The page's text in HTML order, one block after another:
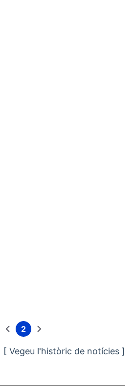
PàginaPàgina
2
Pàgina
[ Vegeu l'històric de notícies ]